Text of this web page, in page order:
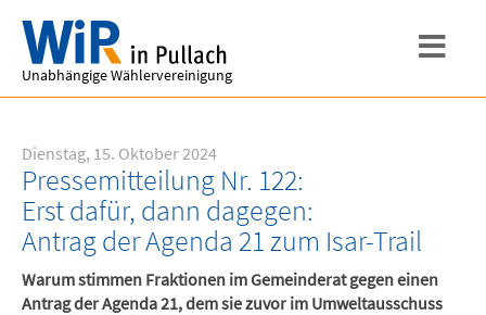
Unabhängige Wählervereinigung
Dienstag, 15. Oktober 2024
Pressemitteilung Nr. 122:
Erst dafür, dann dagegen:
Antrag der Agenda 21 zum Isar-Trail
Warum stimmen Fraktionen im Gemeinderat gegen einen
Antrag der Agenda 21, dem sie zuvor im Umweltausschuss